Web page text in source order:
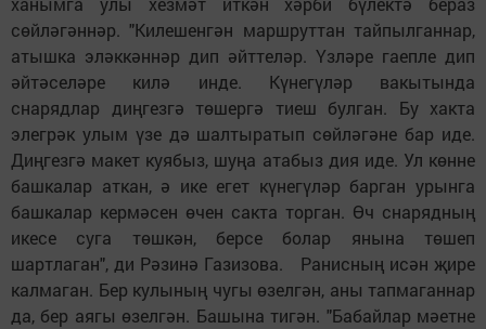
сөйләгәннәр. "Килешенгән маршруттан тайпылганнар,
атышка эләккәннәр дип әйттеләр. Үзләре гаепле дип
әйтәселәре килә инде. Күнегүләр вакытында
снарядлар диңгезгә төшергә тиеш булган. Бу хакта
элегрәк улым үзе дә шалтыратып сөйләгәне бар иде.
Диңгезгә макет куябыз, шуңа атабыз дия иде. Ул көнне
башкалар аткан, ә ике егет күнегүләр барган урынга
башкалар кермәсен өчен сакта торган. Өч снарядның
икесе суга төшкән, берсе болар янына төшеп
шартлаган", ди Рәзинә Газизова. Ранисның исән җире
калмаган. Бер кулының чугы өзелгән, аны тапмаганнар
да, бер аягы өзелгән. Башына тигән. "Бабайлар мәетне